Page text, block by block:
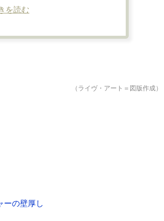
を読む
（ライヴ・アート＝図版作成）
ーの壁厚し